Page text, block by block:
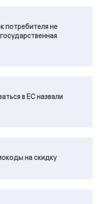
потребителя не
в ЕС назвали
на скидку